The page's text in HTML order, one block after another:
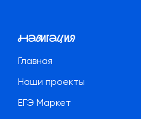
Навигация
Главная
Наши проекты
ЕГЭ Маркет